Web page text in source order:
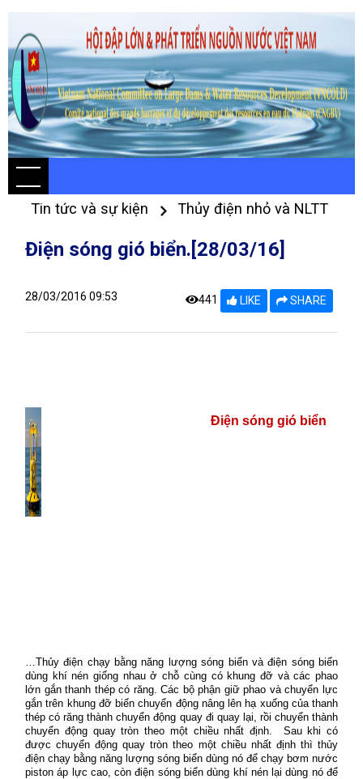
Tin tức và sự kiện Thủy điện nhỏ và NLTT
Điện sóng gió biển.[28/03/16]
28/03/2016 09:53 441 LIKE SHARE
Điện sóng gió biển
…Thủy điện chạy bằng năng lượng sóng biển và điện sóng biển
dùng khí nén giống nhau ở chỗ cùng có khung đỡ và các phao
lớn gắn thanh thép có răng. Các bộ phận giữ phao và chuyển lực
gắn trên khung đỡ biến chuyển động nâng lên hạ xuống của thanh
thép có răng thành chuyển động quay đi quay lại, rồi chuyển thành
chuyển động quay tròn theo một chiều nhất định.
Sau khi có
được chuyển động quay tròn theo một chiều nhất định thì thủy
điện chạy bằng năng lượng sóng biển dùng nó để chạy bơm nước
piston áp lực cao, còn điện sóng biển dùng khí nén lại dùng nó để